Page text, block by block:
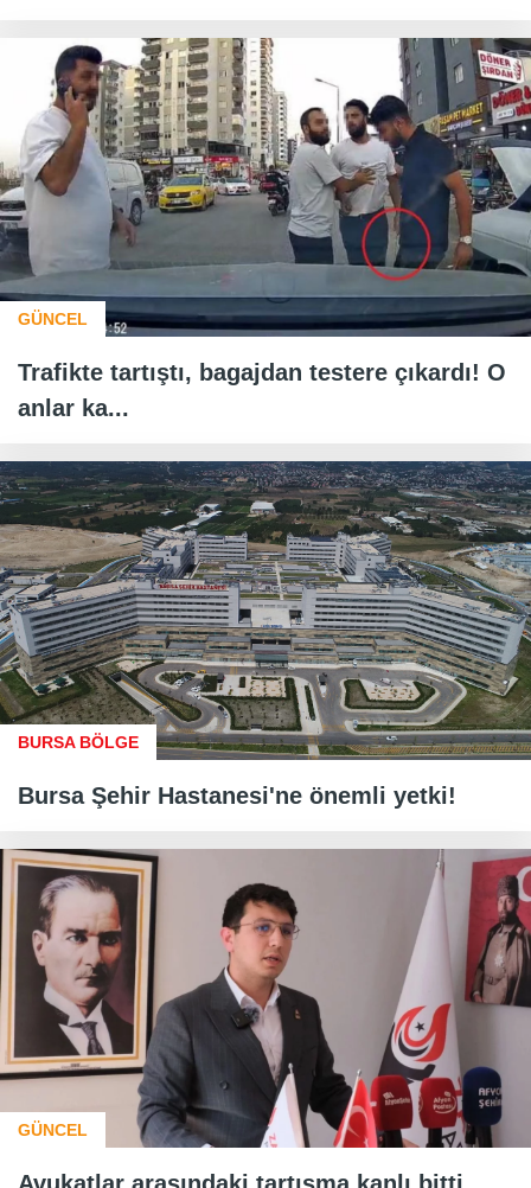
GÜNCEL
Trafikte tartıştı, bagajdan testere çıkardı! O
anlar ka...
BURSA BÖLGE
Bursa Şehir Hastanesi'ne önemli yetki!
GÜNCEL